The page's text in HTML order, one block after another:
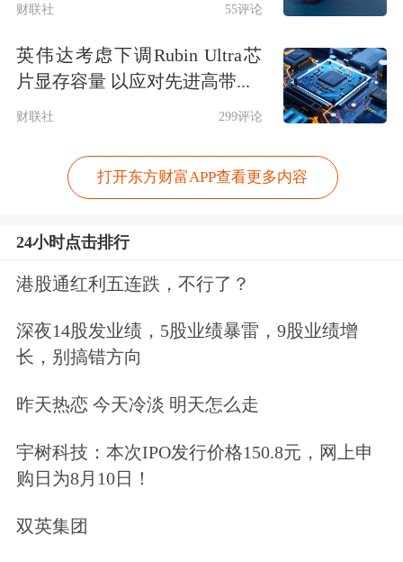
财联社 55评论
英伟达考虑下调Rubin Ultra芯
片显存容量 以应对先进高带...
财联社 299评论
打开东方财富APP查看更多内容
24小时点击排行
港股通红利五连跌，不行了？
深夜14股发业绩，5股业绩暴雷，9股业绩增
长，别搞错方向
昨天热恋 今天冷淡 明天怎么走
宇树科技：本次IPO发行价格150.8元，网上申
购日为8月10日！
双英集团